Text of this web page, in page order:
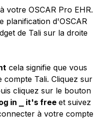
votre OSCAR Pro EHR.
planification d'OSCAR
de Tali sur la droite
cela signifie que vous
Tali. Cliquez sur
cliquez sur le bouton
in ⎯ it's free et suivez
à votre compte